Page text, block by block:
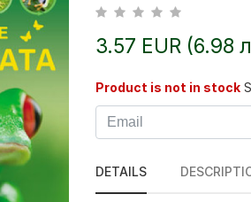
3.57 EUR (6.98
Product is not in stock
DETAILS